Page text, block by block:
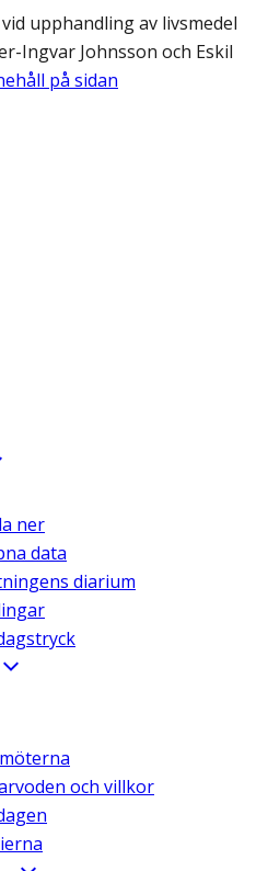
upphandling av livsmedel
Ingvar Johnsson och Eskil
på sidan
ner
data
diarium
och villkor